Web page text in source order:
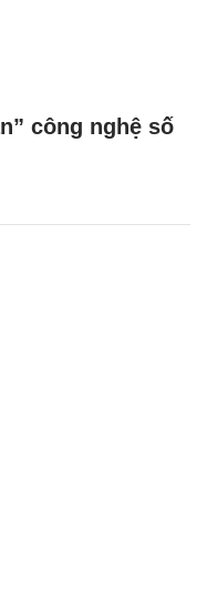
công nghệ số